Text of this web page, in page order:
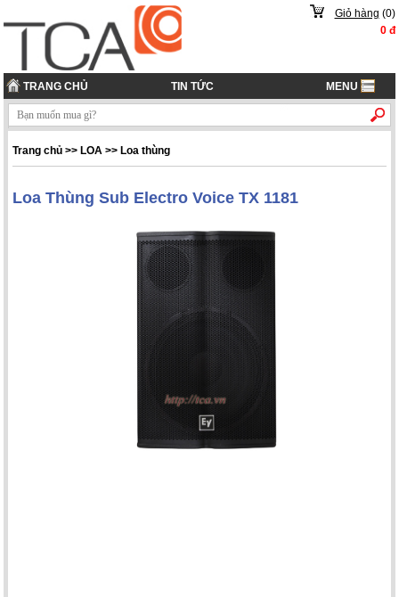
Giỏ hàng (0)
0đ
TRANG CHỦ TIN TỨC MENU
Trang chủ >> LOA >> Loa thùng
Loa Thùng Sub Electro Voice TX 1181